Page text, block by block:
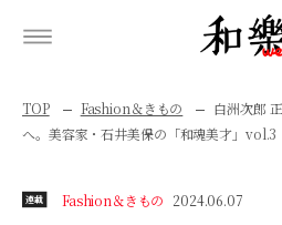
TOP Fashion＆きもの
白洲次郎
へ。美容家・石井美保の「和魂美才」vol.3
連載 Fashion＆きもの 2024.06.07